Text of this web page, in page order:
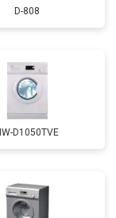
D-808
D1050TVE